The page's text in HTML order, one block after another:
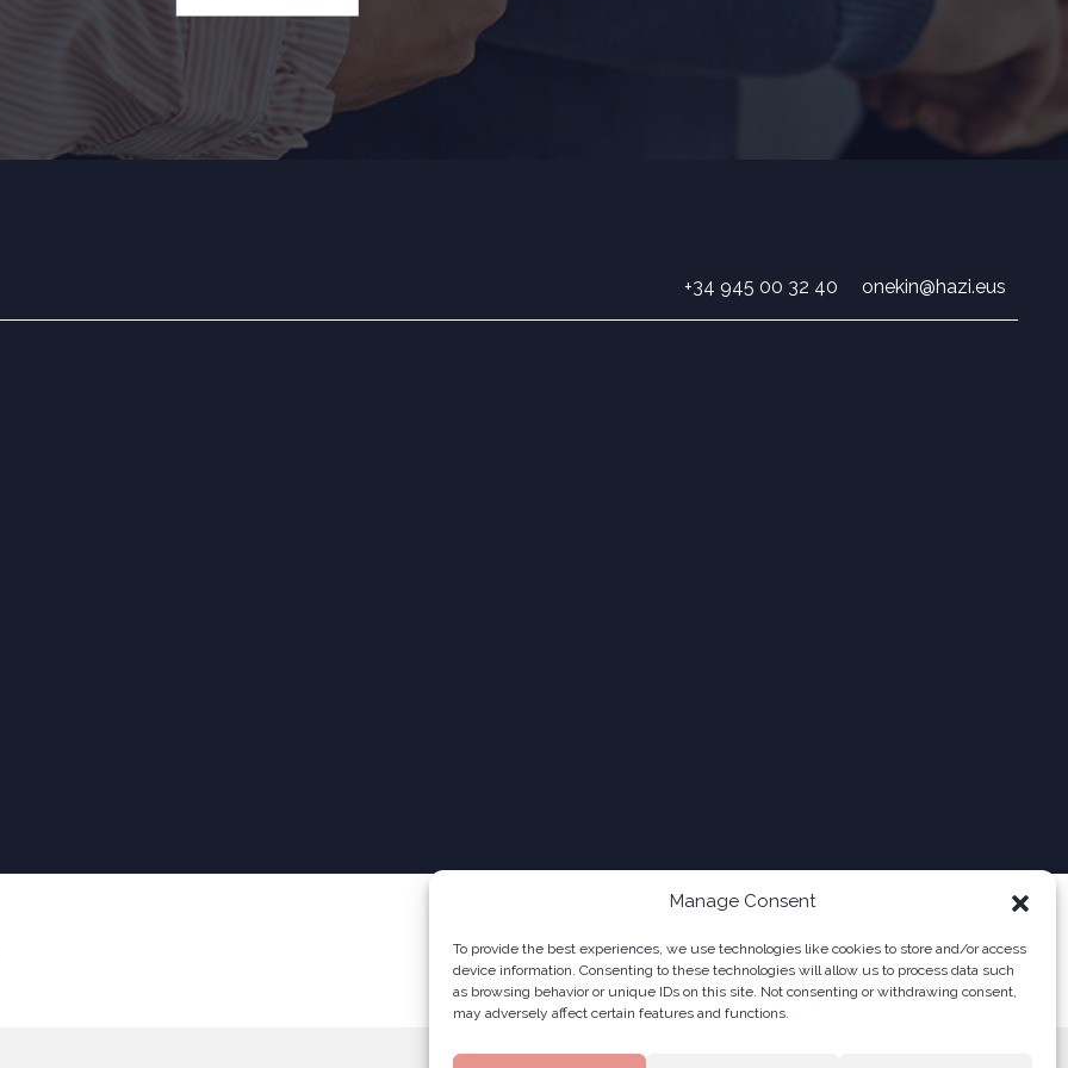
Manage Consent
To provide the best experiences, we use technologies like cookies to store and/or access
device information. Consenting to these technologies will allow us to process data such
as browsing behavior or unique IDs on this site. Not consenting or withdrawing consent,
may adversely affect certain features and functions.
+34 945 00 32 40 onekin@hazi.eus